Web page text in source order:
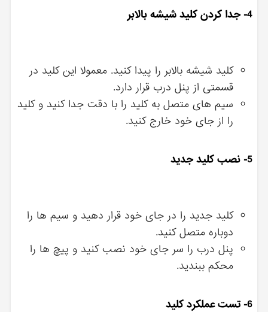
4- جدا کردن کلید شیشه بالابر
کلید شیشه بالابر را پیدا کنید. معمولا این کلید در
قسمتی از پنل درب قرار دارد.
سیم های متصل به کلید را با دقت جدا کنید و کلید
را از جای خود خارج کنید.
5- نصب کلید جدید
کلید جدید را در جای خود قرار دهید و سیم ها را
دوباره متصل کنید.
پنل درب را سر جای خود نصب کنید و پیچ ها را
محکم ببندید.
6- تست عملکرد کلید